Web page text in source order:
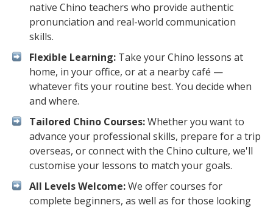
native Chino teachers who provide authentic
pronunciation and real-world communication
skills.
Flexible Learning: Take your Chino lessons at
home, in your office, or at a nearby café —
whatever fits your routine best. You decide when
and where.
Tailored Chino Courses:Whether you want to
advance your professional skills, prepare for a trip
overseas, or connect with the Chino culture, we'll
customise your lessons to match your goals.
All Levels Welcome:We offer courses for
complete beginners, as well as for those looking